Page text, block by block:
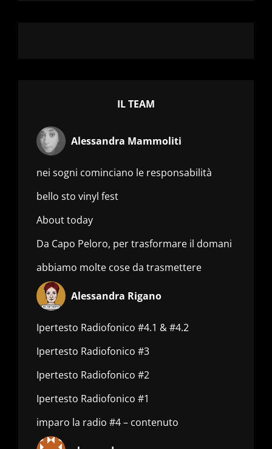
IL TEAM
Alessandra Mammoliti
nei sogni cominciano le responsabilità
bello sto vinyl fest
About today
Da Capo Peloro, per trasformare il domani
abbiamo molte cose da trasmettere
Alessandra Rigano
Ipertesto Radiofonico #4.1 & #4.2
Ipertesto Radiofonico #3
Ipertesto Radiofonico #2
Ipertesto Radiofonico #1
imparo la radio #4 – contenuto